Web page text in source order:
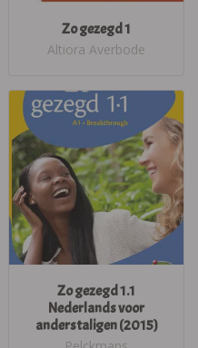
Zo gezegd 1
Altiora Averbode
Zo gezegd 1.1
Nederlands voor
anderstaligen (2015)